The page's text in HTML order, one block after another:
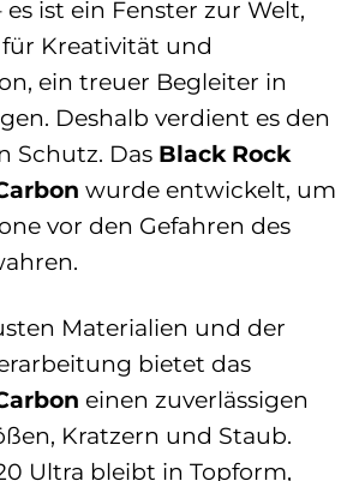
ist ein Fenster zur Welt,
Kreativität und
ein treuer Begleiter in
Deshalb verdient es den
Schutz. Das Black Rock
wurde entwickelt, um
vor den Gefahren des
Materialien und der
bietet das
einen zuverlässigen
Kratzern und Staub.
Ultra bleibt in Topform,